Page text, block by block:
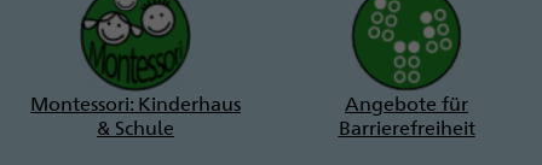
Montessori: Kinderhaus
& Schule
Angebote für
Barrierefreiheit